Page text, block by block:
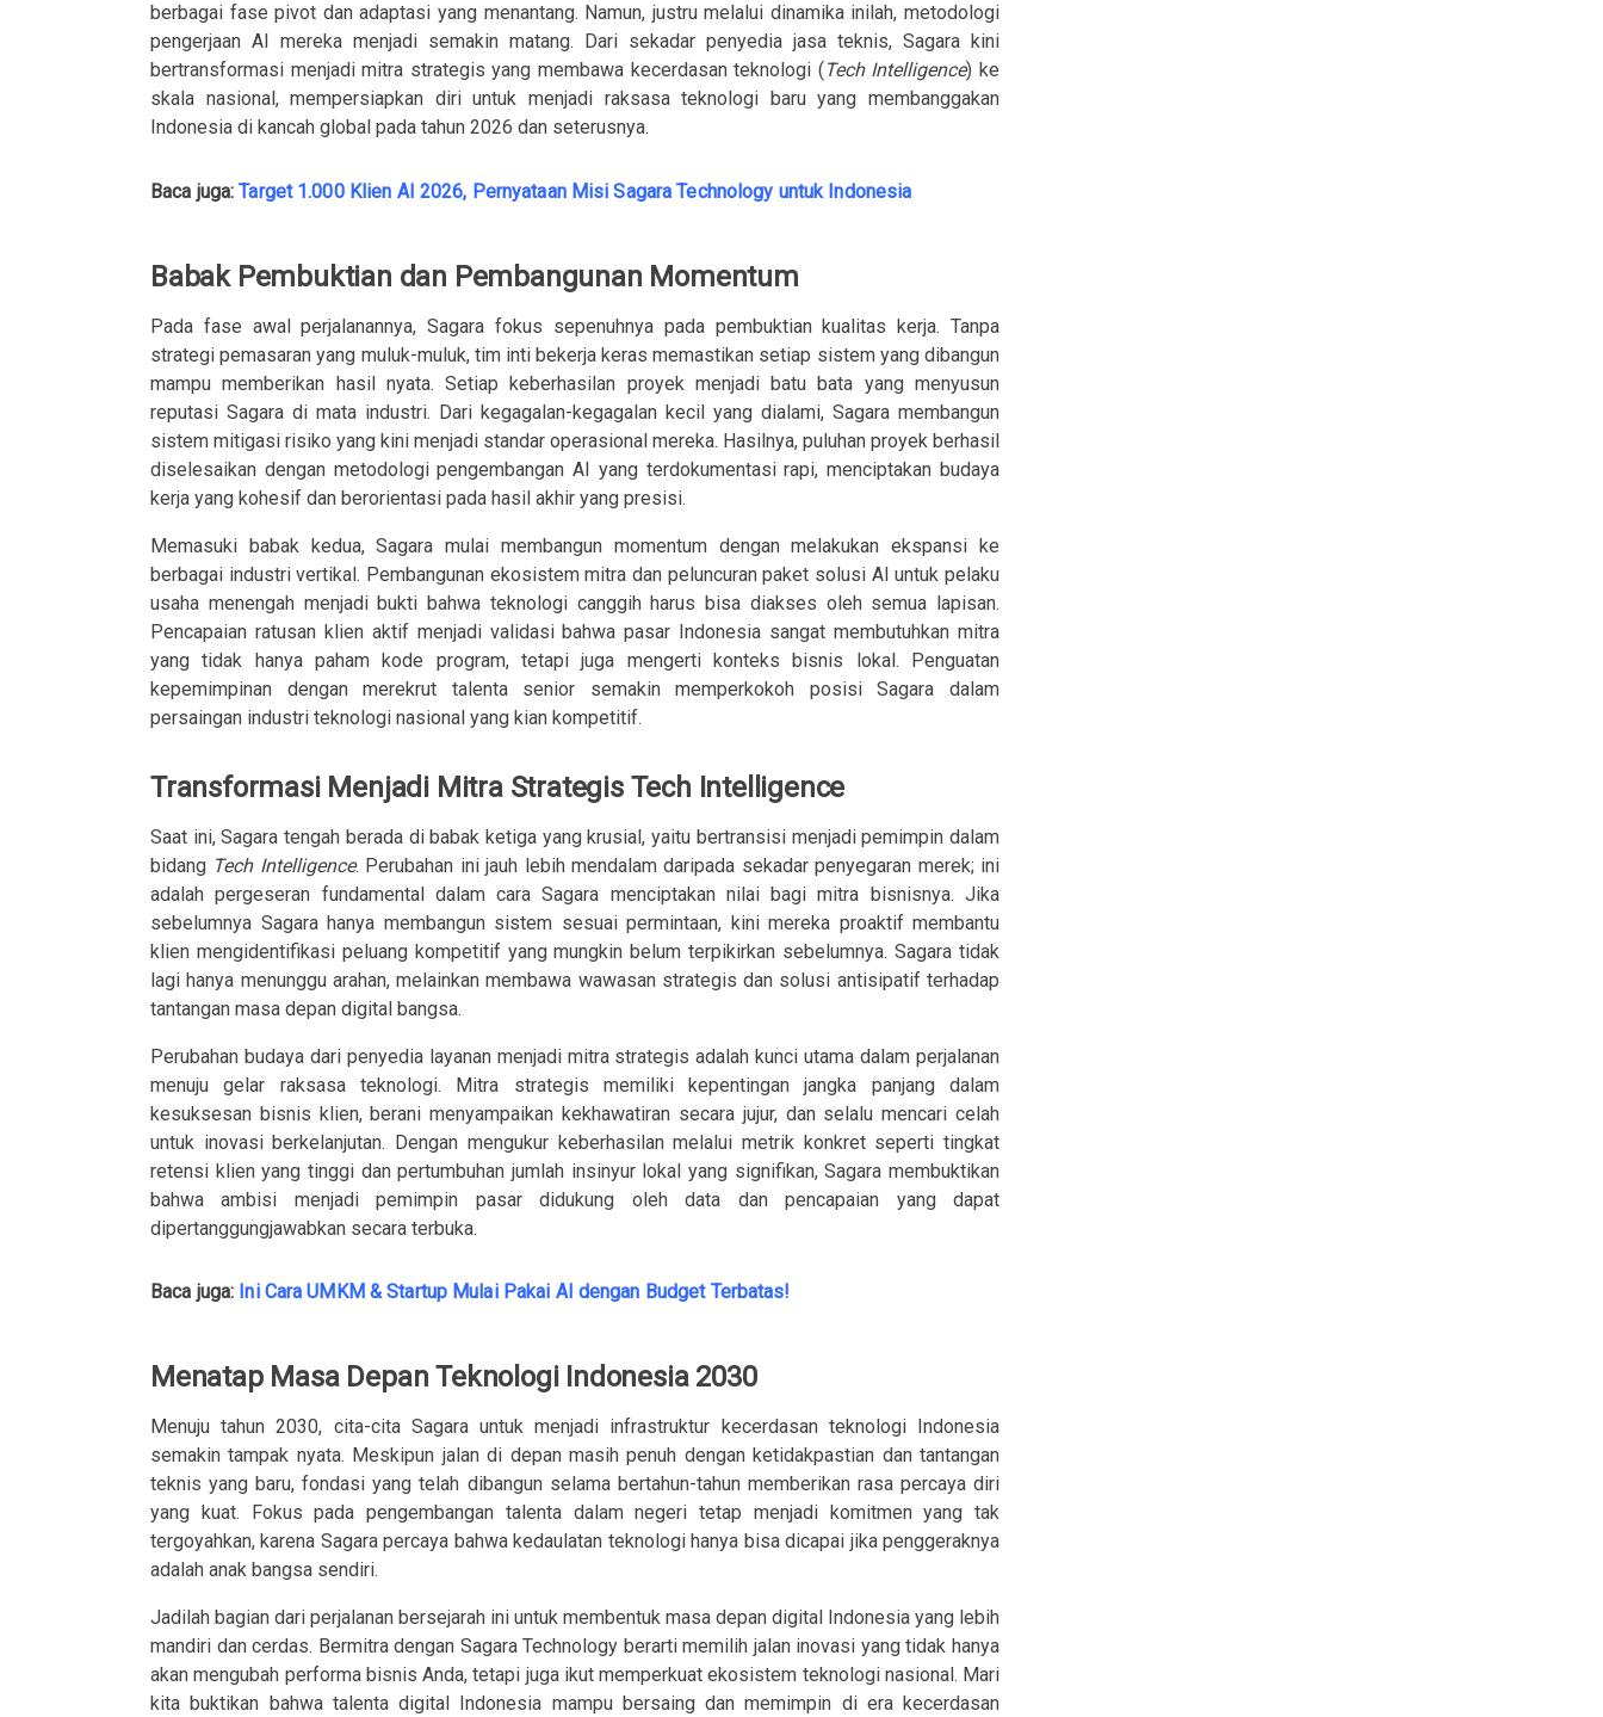
berbagai fase pivot dan adaptasi yang menantang. Namun, justru melalui dinamika inilah, metodologi
pengerjaan AI mereka menjadi semakin matang. Dari sekadar penyedia jasa teknis, Sagara kini
bertransformasi menjadi mitra strategis yang membawa kecerdasan teknologi ( Tech Intelligence) ke
skala nasional, mempersiapkan diri untuk menjadi raksasa teknologi baru yang membanggakan
Indonesia di kancah global pada tahun 2026 dan seterusnya.
Baca juga:Target 1.000 Klien AI 2026, Pernyataan Misi Sagara Technology untuk Indonesia
Babak Pembuktian dan Pembangunan Momentum
Pada fase awal perjalanannya, Sagara fokus sepenuhnya pada pembuktian kualitas kerja. Tanpa
strategi pemasaran yang muluk-muluk, tim inti bekerja keras memastikan setiap sistem yang dibangun
mampu memberikan hasil nyata. Setiap keberhasilan proyek menjadi batu bata yang menyusun
reputasi Sagara di mata industri. Dari kegagalan-kegagalan kecil yang dialami, Sagara membangun
sistem mitigasi risiko yang kini menjadi standar operasional mereka. Hasilnya, puluhan proyek berhasil
diselesaikan dengan metodologi pengembangan AI yang terdokumentasi rapi, menciptakan budaya
kerja yang kohesif dan berorientasi pada hasil akhir yang presisi.
Memasuki babak kedua, Sagara mulai membangun momentum dengan melakukan ekspansi ke
berbagai industri vertikal. Pembangunan ekosistem mitra dan peluncuran paket solusi AI untuk pelaku
usaha menengah menjadi bukti bahwa teknologi canggih harus bisa diakses oleh semua lapisan.
Pencapaian ratusan klien aktif menjadi validasi bahwa pasar Indonesia sangat membutuhkan mitra
yang tidak hanya paham kode program, tetapi juga mengerti konteks bisnis lokal. Penguatan
kepemimpinan dengan merekrut talenta senior semakin memperkokoh posisi Sagara dalam
persaingan industri teknologi nasional yang kian kompetitif.
Transformasi Menjadi Mitra Strategis Tech Intelligence
Saat ini, Sagara tengah berada di babak ketiga yang krusial, yaitu bertransisi menjadi pemimpin dalam
bidang Tech Intelligence. Perubahan ini jauh lebih mendalam daripada sekadar penyegaran merek; ini
adalah pergeseran fundamental dalam cara Sagara menciptakan nilai bagi mitra bisnisnya. Jika
sebelumnya Sagara hanya membangun sistem sesuai permintaan, kini mereka proaktif membantu
klien mengidentifikasi peluang kompetitif yang mungkin belum terpikirkan sebelumnya. Sagara tidak
lagi hanya menunggu arahan, melainkan membawa wawasan strategis dan solusi antisipatif terhadap
tantangan masa depan digital bangsa.
Perubahan budaya dari penyedia layanan menjadi mitra strategis adalah kunci utama dalam perjalanan
menuju gelar raksasa teknologi. Mitra strategis memiliki kepentingan jangka panjang dalam
kesuksesan bisnis klien, berani menyampaikan kekhawatiran secara jujur, dan selalu mencari celah
untuk inovasi berkelanjutan. Dengan mengukur keberhasilan melalui metrik konkret seperti tingkat
retensi klien yang tinggi dan pertumbuhan jumlah insinyur lokal yang signifikan, Sagara membuktikan
bahwa ambisi menjadi pemimpin pasar didukung oleh data dan pencapaian yang dapat
dipertanggungjawabkan secara terbuka.
Baca juga: Ini Cara UMKM & Startup Mulai Pakai AI dengan Budget Terbatas!
Menatap Masa Depan Teknologi Indonesia 2030
Menuju tahun 2030, cita-cita Sagara untuk menjadi infrastruktur kecerdasan teknologi Indonesia
semakin tampak nyata. Meskipun jalan di depan masih penuh dengan ketidakpastian dan tantangan
teknis yang baru, fondasi yang telah dibangun selama bertahun-tahun memberikan rasa percaya diri
yang kuat. Fokus pada pengembangan talenta dalam negeri tetap menjadi komitmen yang tak
tergoyahkan, karena Sagara percaya bahwa kedaulatan teknologi hanya bisa dicapai jika penggeraknya
adalah anak bangsa sendiri.
Jadilah bagian dari perjalanan bersejarah ini untuk membentuk masa depan digital Indonesia yang lebih
mandiri dan cerdas. Bermitra dengan Sagara Technology berarti memilih jalan inovasi yang tidak hanya
akan mengubah performa bisnis Anda, tetapi juga ikut memperkuat ekosistem teknologi nasional. Mari
kita buktikan bahwa talenta digital Indonesia mampu bersaing dan memimpin di era kecerdasan